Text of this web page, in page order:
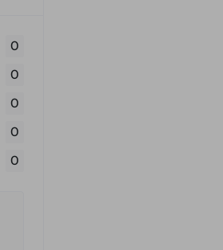
0
0
0
0
0